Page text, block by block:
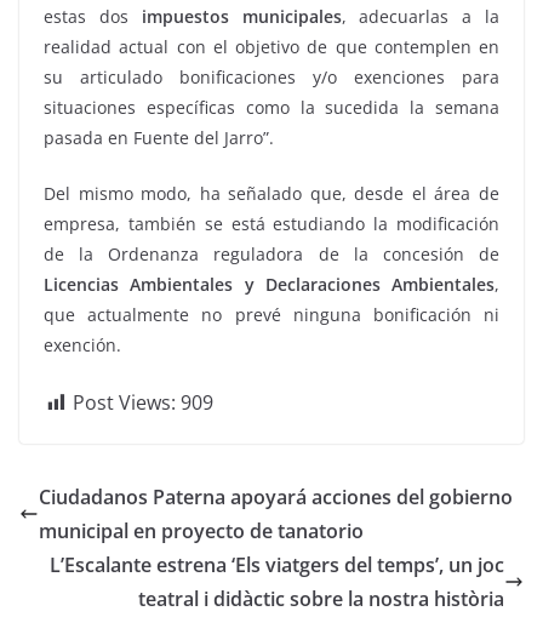
estas dos impuestos municipales, adecuarlas a la
realidad actual con el objetivo de que contemplen en
su articulado bonificaciones y/o exenciones para
situaciones específicas como la sucedida la semana
pasada en Fuente del Jarro”.
Del mismo modo, ha señalado que, desde el área de
empresa, también se está estudiando la modificación
de la Ordenanza reguladora de la concesión de
Licencias Ambientales y Declaraciones Ambientales,
que actualmente no prevé ninguna bonificación ni
exención.
Post Views: 909
Ciudadanos Paterna apoyará acciones del gobierno
municipal en proyecto de tanatorio
L’Escalante estrena ‘Els viatgers del temps’, un joc
teatral i didàctic sobre la nostra història